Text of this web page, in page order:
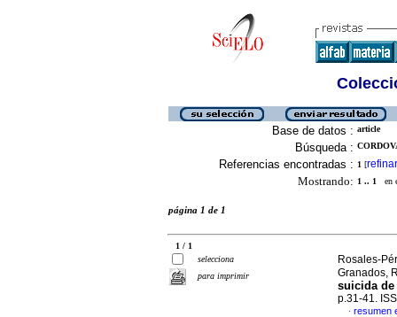
Base de datos : article
Búsqueda :
Referencias encontradas : 1 [refinar
Mostrando: 1 .. 1 en
página 1 de 1
1 / 1
selecciona
para imprimir
Rosales-
Granados,
suicida de
p.31-41.
· resumen